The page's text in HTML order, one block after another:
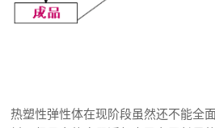
热塑性弹性体在现阶段虽然还不能全